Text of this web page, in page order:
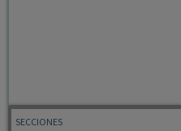
SECCIONES